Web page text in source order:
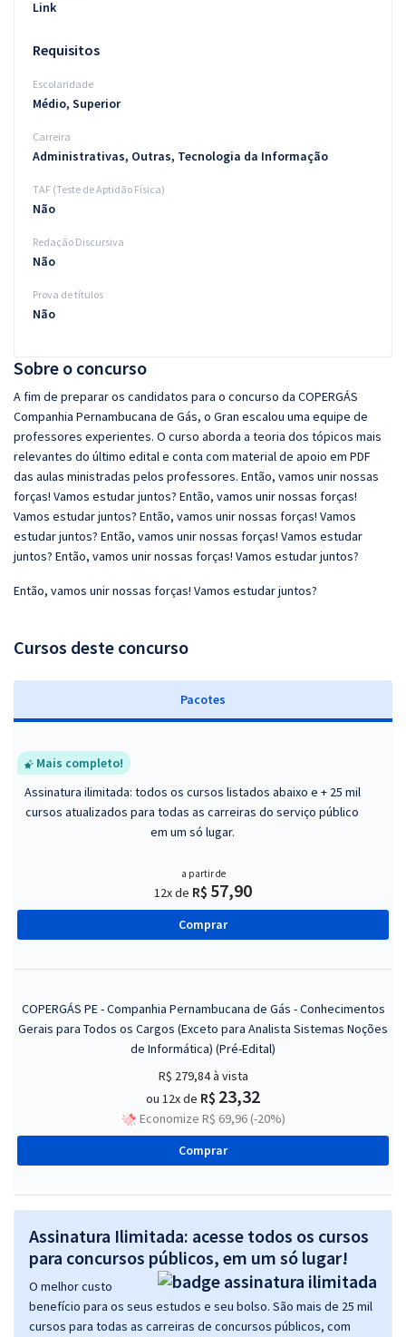
Sobre o concurso
A fim de preparar os candidatos para o concurso da COPERGÁS
Companhia Pernambucana de Gás, o Gran escalou uma equipe de
professores experientes. O curso aborda a teoria dos tópicos mais
relevantes do último edital e conta com material de apoio em PDF
das aulas ministradas pelos professores. Então, vamos unir nossas
forças! Vamos estudar juntos? Então, vamos unir nossas forças!
Vamos estudar juntos? Então, vamos unir nossas forças! Vamos
estudar juntos? Então, vamos unir nossas forças! Vamos estudar
juntos? Então, vamos unir nossas forças! Vamos estudar juntos?
Então, vamos unir nossas forças! Vamos estudar juntos?
Cursos deste concurso
Pacotes
Mais completo!
Assinatura ilimitada: todos os cursos listados abaixo e + 25 mil
cursos atualizados para todas as carreiras do serviço público
em um só lugar.
a partir de
12x de R$ 57,90
Comprar
COPERGÁS PE - Companhia Pernambucana de Gás - Conhecimentos
Gerais para Todos os Cargos (Exceto para Analista Sistemas Noções
de Informática) (Pré-Edital)
R$ 279,84à vista
ou 12x de R$ 23,32
Economize R$ 69,96 (-20%)
Comprar
Assinatura Ilimitada: acesse todos os cursos
para concursos públicos, em um só lugar!
O melhor custo
benefício para os seus estudos e seu bolso. São mais de 25 mil
cursos para todas as carreiras de concursos públicos, com
Link
Requisitos
Escolaridade
Médio, Superior
Carreira
Administrativas, Outras, Tecnologia da Informação
TAF (Teste de Aptidão Física)
Não
Redação Discursiva
Não
Prova de títulos
Não